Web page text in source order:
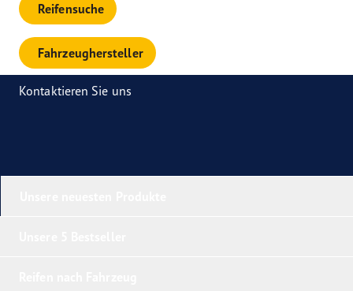
Reifensuche
Fahrzeughersteller
Kontaktieren Sie uns